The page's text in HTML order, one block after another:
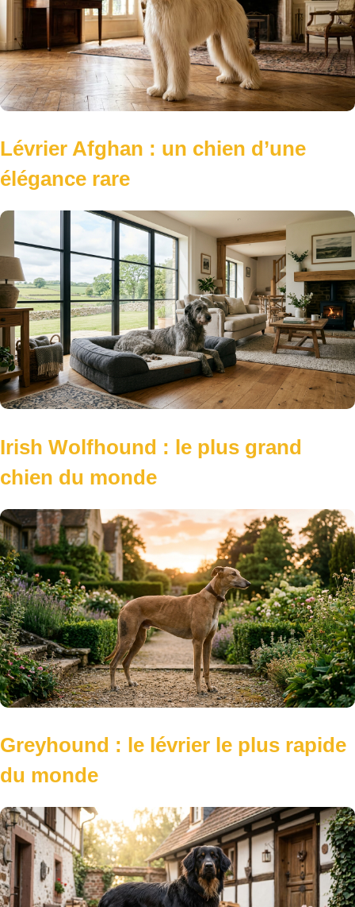
Lévrier Afghan : un chien d’une
élégance rare
Irish Wolfhound : le plus grand
chien du monde
Greyhound : le lévrier le plus rapide
du monde